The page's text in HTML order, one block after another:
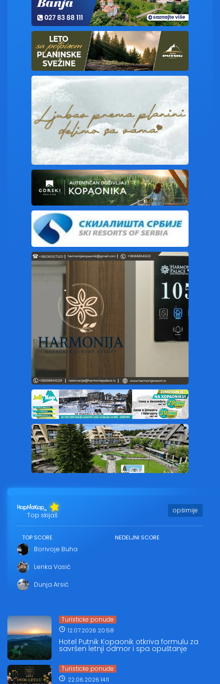
Top skijaš
opširnije
TOP SCORE
Borivoje Buha
Lenka Vasić
Dunja Arsić
NEDELJNI SCORE
Turisticke ponude
12.07.2026 20:58
Hotel Putnik Kopaonik otkriva formulu za
savršen letnji odmor i spa opuštanje
Turisticke ponude
22.06.2026 14:11